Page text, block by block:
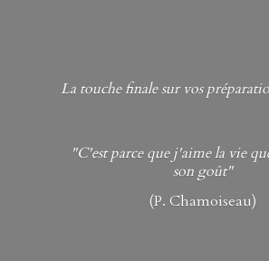
La touche finale sur vos
"C'est parce que j'aime la vie
son goût"
(P. Chamoiseau)